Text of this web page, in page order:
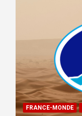
FRANCE-MONDE